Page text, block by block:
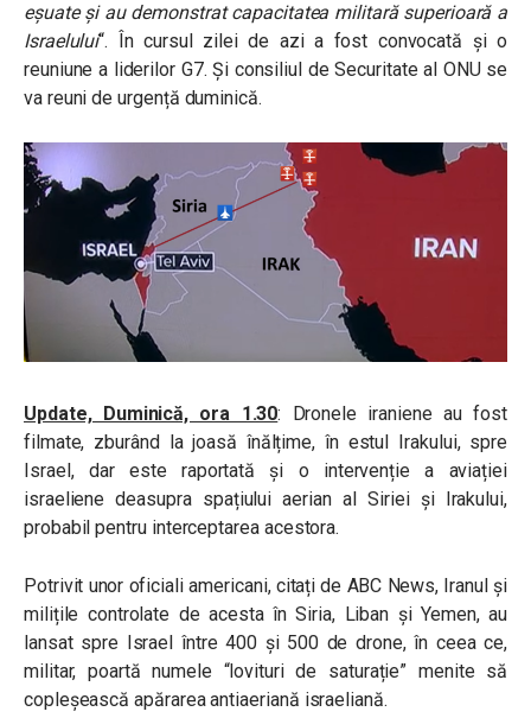
eșuate și au demonstrat capacitatea militară superioară a
Israelului“. În cursul zilei de azi a fost convocată și o
reuniune a liderilor G7. Și consiliul de Securitate al ONU se
va reuni de urgență duminică.
Update, Duminică, ora 1.30: Dronele iraniene au fost
filmate, zburând la joasă înălțime, în estul Irakului, spre
Israel, dar este raportată și o intervenție a aviației
israeliene deasupra spațiului aerian al Siriei și Irakului,
probabil pentru interceptarea acestora.
Potrivit unor oficiali americani, citați de ABC News, Iranul și
milițile controlate de acesta în Siria, Liban și Yemen, au
lansat spre Israel între 400 și 500 de drone, în ceea ce,
militar, poartă numele “lovituri de saturație” menite să
copleșească apărarea antiaeriană israeliană.